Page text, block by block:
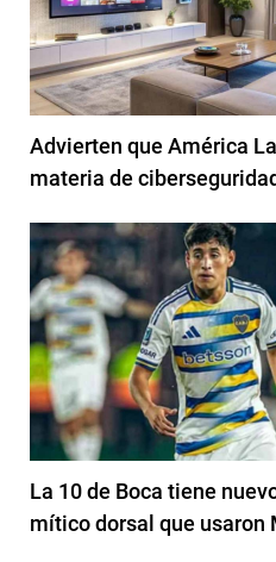
Advierten que América
materia de ciberseguridad
La 10 de Boca tiene
mítico dorsal que usaron